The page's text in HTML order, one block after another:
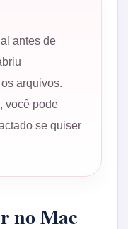
antes de
arquivos.
você pode
se quiser
no Mac